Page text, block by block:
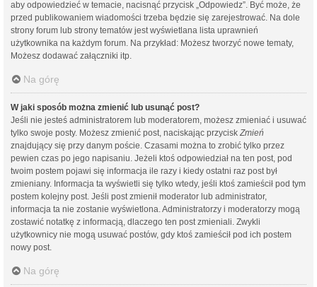
aby odpowiedzieć w temacie, nacisnąć przycisk „Odpowiedz”. Być może, że
przed publikowaniem wiadomości trzeba będzie się zarejestrować. Na dole
strony forum lub strony tematów jest wyświetlana lista uprawnień
użytkownika na każdym forum. Na przykład: Możesz tworzyć nowe tematy,
Możesz dodawać załączniki itp.
Na górę
W jaki sposób można zmienić lub usunąć post?
Jeśli nie jesteś administratorem lub moderatorem, możesz zmieniać i usuwać
tylko swoje posty. Możesz zmienić post, naciskając przycisk Zmień
znajdujący się przy danym poście. Czasami można to zrobić tylko przez
pewien czas po jego napisaniu. Jeżeli ktoś odpowiedział na ten post, pod
twoim postem pojawi się informacja ile razy i kiedy ostatni raz post był
zmieniany. Informacja ta wyświetli się tylko wtedy, jeśli ktoś zamieścił pod tym
postem kolejny post. Jeśli post zmienił moderator lub administrator,
informacja ta nie zostanie wyświetlona. Administratorzy i moderatorzy mogą
zostawić notatkę z informacją, dlaczego ten post zmieniali. Zwykli
użytkownicy nie mogą usuwać postów, gdy ktoś zamieścił pod ich postem
nowy post.
Na górę